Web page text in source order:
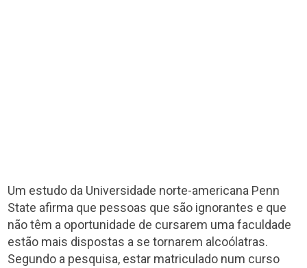
Um estudo da Universidade norte-americana Penn
State afirma que pessoas que são ignorantes e que
não têm a oportunidade de cursarem uma faculdade
estão mais dispostas a se tornarem alcoólatras.
Segundo a pesquisa, estar matriculado num curso